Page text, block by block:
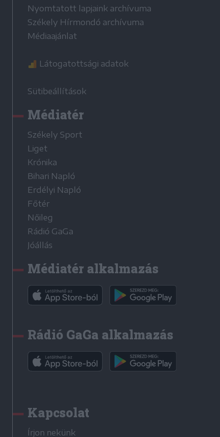
Nyomtatott lapjaink archívuma
Székely Hírmondó archívuma
Médiaajánlat
Látogatottsági adatok
Sütibeállítások
Médiatér
Székely Sport
Liget
Krónika
Bihari Napló
Erdélyi Napló
Főtér
Nőileg
Rádió GaGa
Jóállás
Médiatér alkalmazás
Rádió GaGa alkalmazás
Kapcsolat
Írjon nekünk